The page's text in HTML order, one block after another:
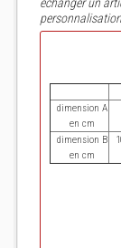
personnalisation
dimension A
en cm
dimension B
en cm